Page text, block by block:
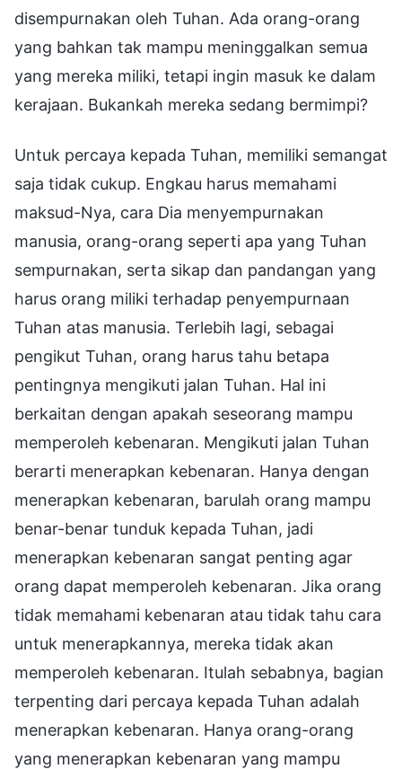
disempurnakan oleh Tuhan. Ada orang-orang
yang bahkan tak mampu meninggalkan semua
yang mereka miliki, tetapi ingin masuk ke dalam
kerajaan. Bukankah mereka sedang bermimpi?
Untuk percaya kepada Tuhan, memiliki semangat
saja tidak cukup. Engkau harus memahami
maksud-Nya, cara Dia menyempurnakan
manusia, orang-orang seperti apa yang Tuhan
sempurnakan, serta sikap dan pandangan yang
harus orang miliki terhadap penyempurnaan
Tuhan atas manusia. Terlebih lagi, sebagai
pengikut Tuhan, orang harus tahu betapa
pentingnya mengikuti jalan Tuhan. Hal ini
berkaitan dengan apakah seseorang mampu
memperoleh kebenaran. Mengikuti jalan Tuhan
berarti menerapkan kebenaran. Hanya dengan
menerapkan kebenaran, barulah orang mampu
benar-benar tunduk kepada Tuhan, jadi
menerapkan kebenaran sangat penting agar
orang dapat memperoleh kebenaran. Jika orang
tidak memahami kebenaran atau tidak tahu cara
untuk menerapkannya, mereka tidak akan
memperoleh kebenaran. Itulah sebabnya, bagian
terpenting dari percaya kepada Tuhan adalah
menerapkan kebenaran. Hanya orang-orang
yang menerapkan kebenaran yang mampu